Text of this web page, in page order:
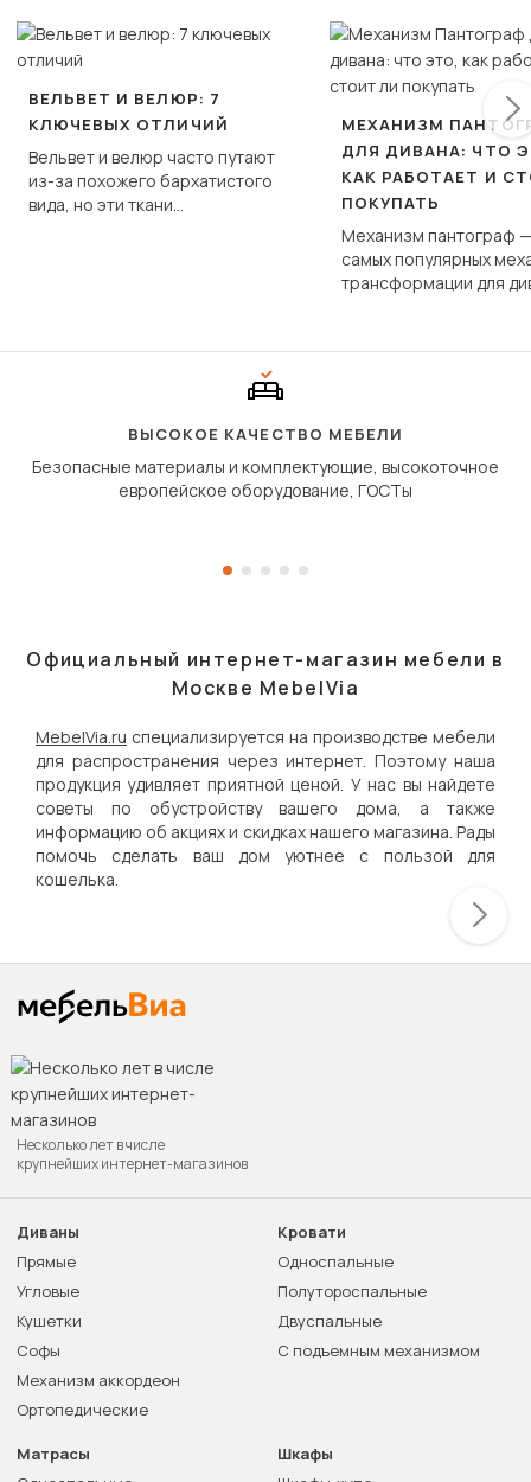
ВЕЛЬВЕТ И ВЕЛЮР: 7
КЛЮЧЕВЫХ ОТЛИЧИЙ
Вельвет и велюр часто путают
из-за похожего бархатистого
вида, но эти ткани
МЕХАНИЗМ
ДЛЯ ДИВАНА: ЧТО
КАК РАБОТАЕТ И
ПОКУПАТЬ
Механизм пантограф
самых популярных
трансформации для
сиденье не
дугообразной
ВЫСОКОЕ КАЧЕСТВО МЕБЕЛИ
Безопасные материалы и комплектующие, высокоточное
европейское оборудование, ГОСТы
Официальный интернет-магазин мебели в
Москве MebelVia
MebelVia.ru специализируется на производстве мебели
для распространения через интернет. Поэтому наша
продукция удивляет приятной ценой. У нас вы найдете
советы по обустройству вашего дома, а также
информацию об акциях и скидках нашего магазина. Рады
помочь сделать ваш дом уютнее с пользой для
кошелька.
Несколько лет в числе
крупнейших интернет-магазинов
Диваны
Прямые
Угловые
Кушетки
Софы
Механизм аккордеон
Ортопедические
Кровати
Односпальные
Полутороспальные
Двуспальные
С подъемным механизмом
Матрасы
Шкафы